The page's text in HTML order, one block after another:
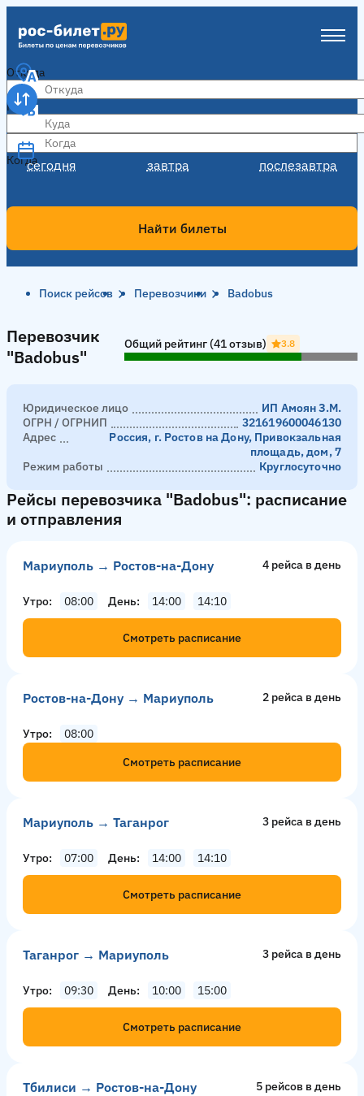
Откуда
Куда
Когда
сегодня завтра послезавтра
Когда
Найти билеты
Поиск рейсов Перевозчики Badobus
Перевозчик "Badobus"
Перевозчик
"Badobus"
Общий рейтинг (41 отзыв) 3.8
Юридическое лицо
ИП Амоян З.М.
ОГРН / ОГРНИП
321619600046130
Адрес
Россия, г. Ростов на Дону, Привокзальная
площадь, дом, 7
Режим работы
Круглосуточно
Рейсы перевозчика "Badobus": расписание
и отправления
Мариуполь → Ростов-на-Дону 4 рейсa в день
Утро 08:00 День 14:00 14:10
Смотреть расписание
Ростов-на-Дону → Мариуполь 2 рейсa в день
Утро
08:00
Смотреть расписание
Мариуполь → Таганрог 3 рейсa в день
Утро 07:00 День 14:00 14:10
Смотреть расписание
Таганрог → Мариуполь 3 рейсa в день
Утро 09:30 День 10:00 15:00
Смотреть расписание
Тбилиси → Ростов-на-Дону 5 рейсов в день